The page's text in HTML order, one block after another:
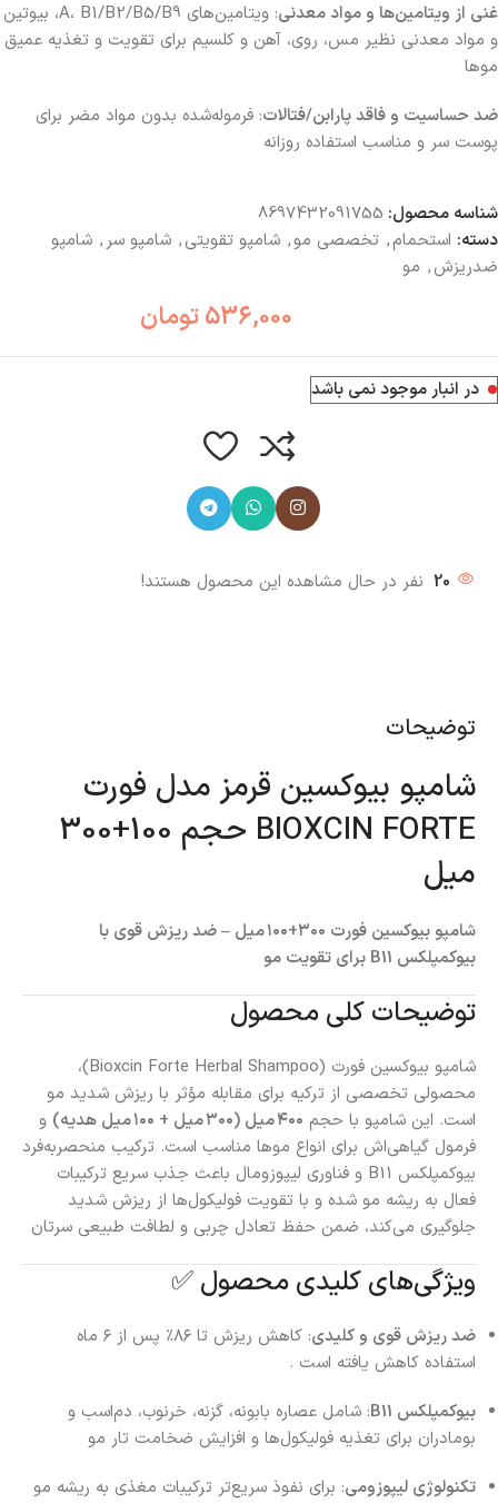
غنی از ویتامین‌ها و مواد معدنی
: ویتامین‌های A، B1/B2/B5/B9، بیوتین
و مواد معدنی نظیر مس، روی، آهن و کلسیم برای تقویت و تغذیه عمیق
موها
ضد حساسیت و فاقد پارابن/فتالات: فرموله‌شده بدون مواد مضر برای
پوست سر و مناسب استفاده روزانه
شناسه محصول: 8697432091755
دسته: استحمام, تخصصی مو, شامپو تقویتی, شامپو سر, شامپو
ضدریزش, مو
536,000تومان
در انبار موجود نمی باشد
20 نفر در حال مشاهده این محصول هستند!
توضیحات
شامپو بیوکسین قرمز مدل فورت
BIOXCIN FORTE حجم 100+300
میل
شامپو بیوکسین فورت ۳۰۰+۱۰۰ میل – ضد ریزش قوی با
بیوکمپلکس B11 برای تقویت مو
توضیحات کلی محصول
شامپو بیوکسین فورت (Bioxcin Forte Herbal Shampoo)،
محصولی تخصصی از ترکیه برای مقابله مؤثر با ریزش شدید مو
است. این شامپو با حجم ۴۰۰ میل (۳۰۰ میل + ۱۰۰ میل هدیه)
و
فرمول گیاهی‌اش برای انواع موها مناسب است. ترکیب منحصر‌به‌فرد
بیوکمپلکس B11 و فناوری لیپوزومال باعث جذب سریع ترکیبات
فعال به ریشه‌ مو شده و با تقویت فولیکول‌ها از ریزش شدید
جلوگیری می‌کند، ضمن حفظ تعادل چربی و لطافت طبیعی سرتان
ویژگی‌های کلیدی محصول ✅
ضد ریزش قوی و کلیدی
: کاهش ریزش تا ۸۶٪ پس از ۶ ماه
استفاده کاهش یافته است .
بیوکمپلکس B11
: شامل عصاره بابونه، گزنه، خرنوب، دم‌اسب و
بومادران برای تغذیه فولیکول‌ها و افزایش ضخامت تار مو
تکنولوژی لیپوزومی: برای نفوذ سریع‌تر ترکیبات مغذی به ریشه مو